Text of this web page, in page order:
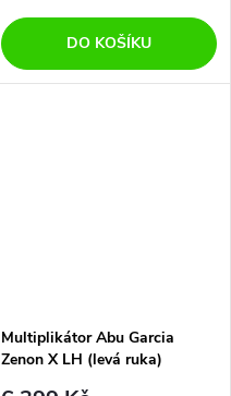
DO KOŠÍKU
Multiplikátor Abu Garcia
Zenon X LH (levá ruka)